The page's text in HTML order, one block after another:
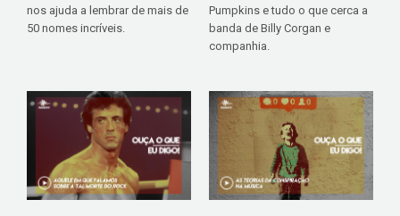
nos ajuda a lembrar de mais de
50 nomes incríveis.
Pumpkins e tudo o que cerca a
banda de Billy Corgan e
companhia.